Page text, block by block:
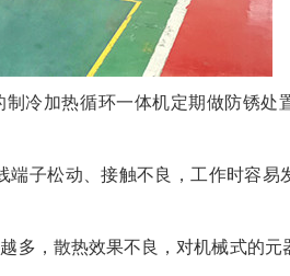
冷加热循环一体机定期做防锈处
子松动、接触不良，工作时容易
多，散热效果不良，对机械式的元